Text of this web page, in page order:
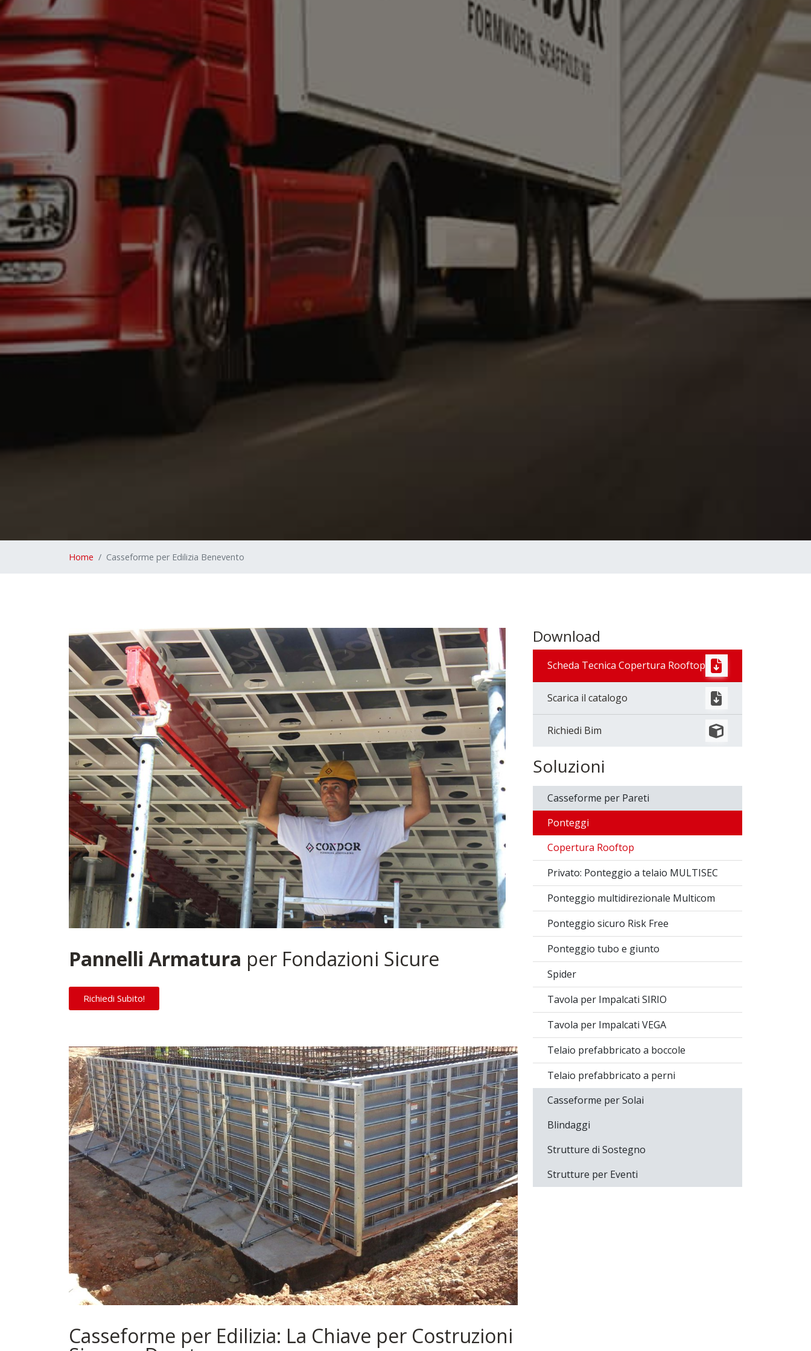
Home Casseforme per Edilizia Benevento
Pannelli Armatura per Fondazioni Sicure
Richiedi Subito!
Casseforme per Edilizia: La Chiave per Costruzioni
Download
Scheda Tecnica Copertura Rooftop
Scarica il catalogo
Richiedi Bim
Soluzioni
Casseforme per Pareti
Ponteggi
Copertura Rooftop
Privato: Ponteggio a telaio MULTISEC
Ponteggio multidirezionale Multicom
Ponteggio sicuro Risk Free
Ponteggio tubo e giunto
Spider
Tavola per Impalcati SIRIO
Tavola per Impalcati VEGA
Telaio prefabbricato a boccole
Telaio prefabbricato a perni
Casseforme per Solai
Blindaggi
Strutture di Sostegno
Strutture per Eventi